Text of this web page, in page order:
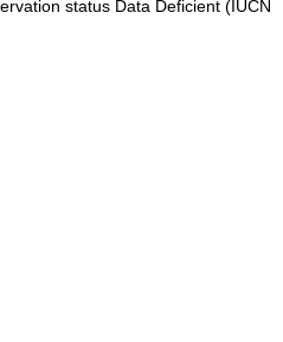
status Data Deficient (IUCN